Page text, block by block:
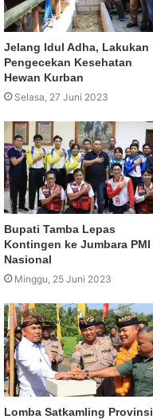
Jelang Idul Adha, Lakukan
Pengecekan Kesehatan
Hewan Kurban
Selasa, 27 Juni 2023
Bupati Tamba Lepas
Kontingen ke Jumbara PMI
Nasional
Minggu, 25 Juni 2023
Lomba Satkamling Provinsi